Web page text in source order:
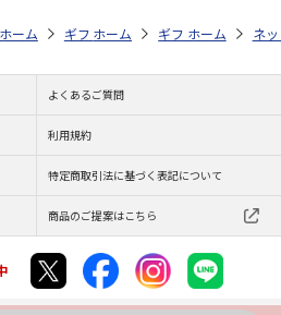
元・夏ギフト特集 2026 そうめん・麺類
ストア お中元・夏ギフト特集 2026
ホーム ギフトストア お中元・夏ギフト
ホーム ギフトストア お
ホーム ネ
よくあるご質問
利用規約
特定商取引法に基づく表記について
商品のご提案はこちら